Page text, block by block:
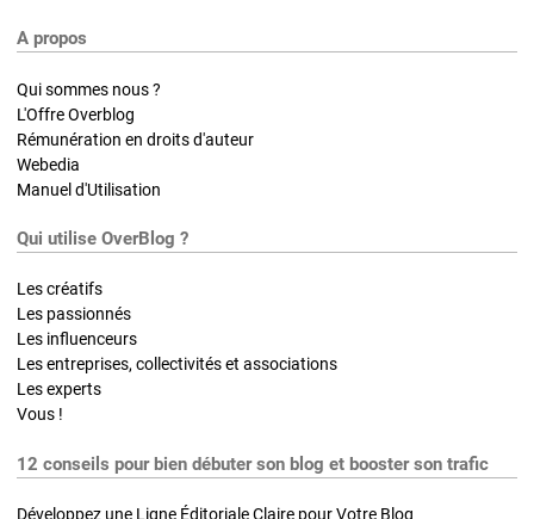
A propos
Qui sommes nous ?
L'Offre Overblog
Rémunération en droits d'auteur
Webedia
Manuel d'Utilisation
Qui utilise OverBlog ?
Les créatifs
Les passionnés
Les influenceurs
Les entreprises, collectivités et associations
Les experts
Vous !
12 conseils pour bien débuter son blog et booster son trafic
Développez une Ligne Éditoriale Claire pour Votre Blog